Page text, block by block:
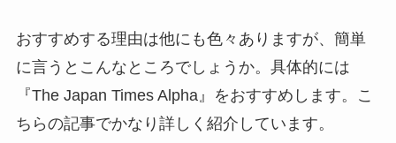
おすすめする理由は他にも色々ありますが、簡単
に言うとこんなところでしょうか。具体的には
『The Japan Times Alpha』をおすすめします。こ
ちらの記事でかなり詳しく紹介しています。